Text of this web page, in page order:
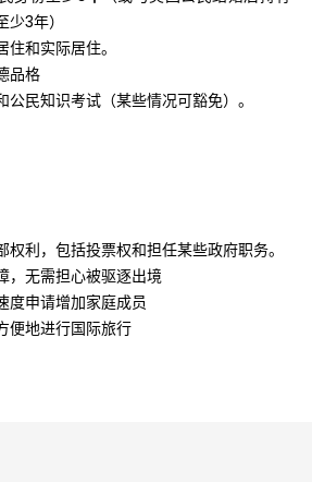
3年）
和实际居住。
品格
公民知识考试（某些情况可豁免）。
利，包括投票权和担任某些政府职务。
，无需担心被驱逐出境
度申请增加家庭成员
便地进行国际旅行